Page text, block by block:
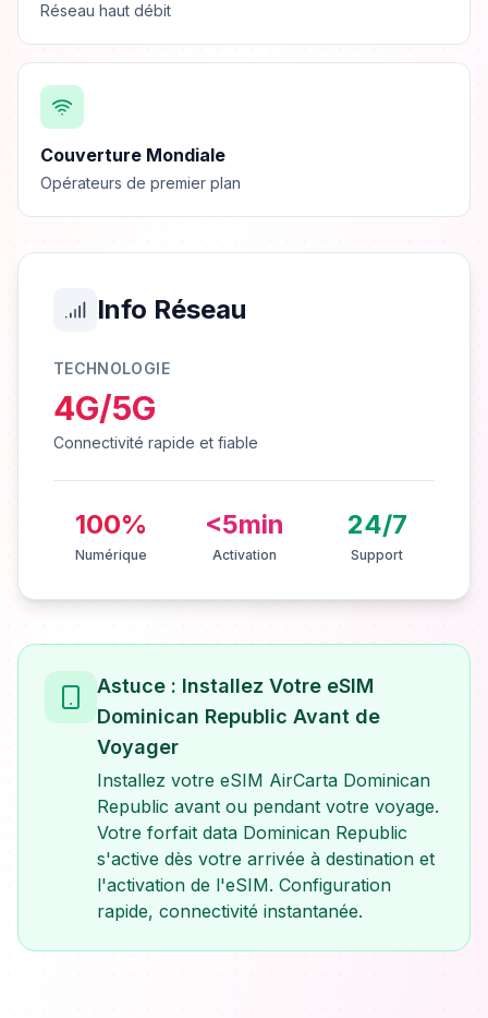
Réseau haut débit
Couverture Mondiale
Opérateurs de premier plan
Info Réseau
TECHNOLOGIE
4G/5G
Connectivité rapide et fiable
100%
Numérique
<5min
Activation
24/7
Support
Astuce : Installez Votre eSIM
Dominican Republic Avant de
Voyager
Installez votre eSIM AirCarta Dominican
Republic avant ou pendant votre voyage.
Votre forfait data Dominican Republic
s'active dès votre arrivée à destination et
l'activation de l'eSIM. Configuration
rapide, connectivité instantanée.